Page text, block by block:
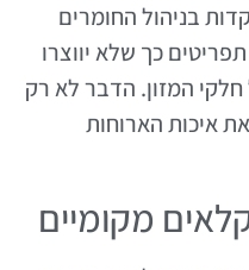
בניהול החומרים
כך שלא יווצרו
המזון. הדבר לא רק
איכות הארוחות
מקומיים